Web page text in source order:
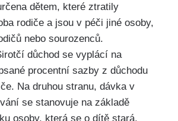
dětem, které ztratily
rodiče a jsou v péči jiné osoby,
nebo sourozenců.
důchod se vyplácí na
procentní sazby z důchodu
Na druhou stranu, dávka v
se stanovuje na základě
osoby, která se o dítě stará.